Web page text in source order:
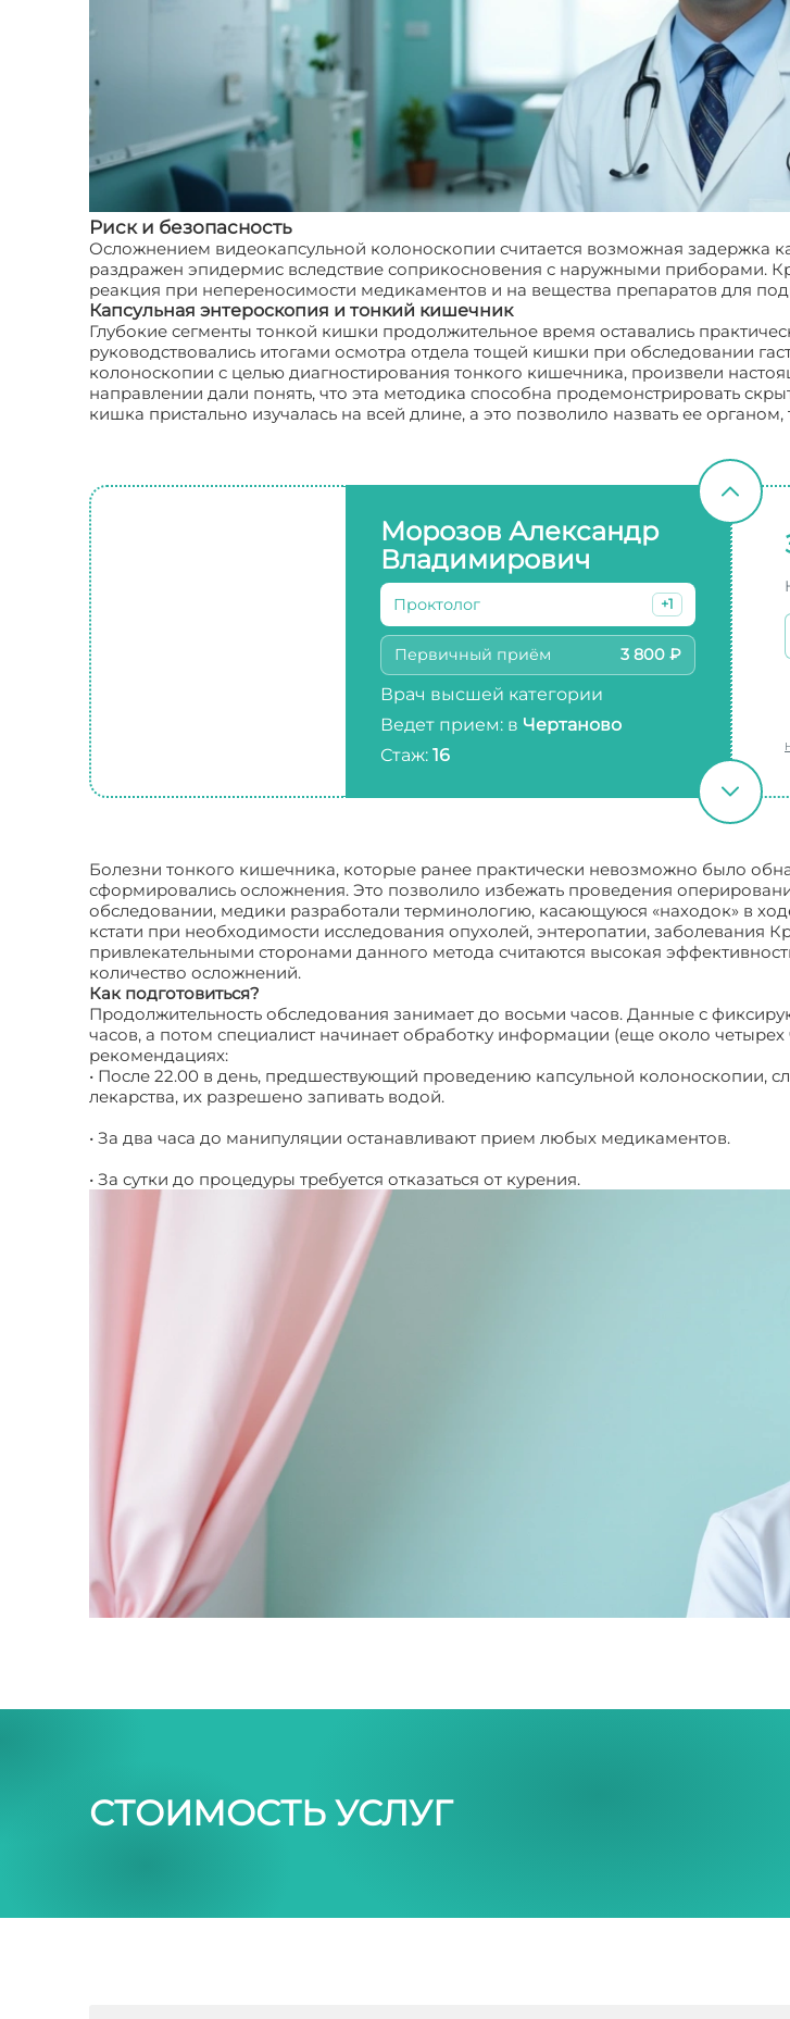
Риск и безопасность
Осложнением видеокапсульной колоноскопии считается возможная задержка
раздражен эпидермис вследствие соприкосновения с наружными приборами.
реакция при непереносимости медикаментов и на вещества препаратов для
Капсульная энтероскопия и тонкий кишечник
Глубокие сегменты тонкой кишки продолжительное время оставались
руководствовались итогами осмотра отдела тощей кишки при обследовании
колоноскопии с целью диагностирования тонкого кишечника, произвели
направлении дали понять, что эта методика способна продемонстрировать
кишка пристально изучалась на всей длине, а это позволило назвать ее
Морозов Александр
Владимирович
Проктолог +1
Первичный приём 3 800 ₽
Врач высшей категории
Ведет прием: в Чертаново
Стаж: 16
Болезни тонкого кишечника, которые ранее практически невозможно было
сформировались осложнения. Это позволило избежать проведения
обследовании, медики разработали терминологию, касающуюся «находок» в
кстати при необходимости исследования опухолей, энтеропатии, заболевания
привлекательными сторонами данного метода считаются высокая
количество осложнений.
Как подготовиться?
Продолжительность обследования занимает до восьми часов. Данные с
часов, а потом специалист начинает обработку информации (еще около
рекомендациях:
• После 22.00 в день, предшествующий проведению капсульной колоноскопии,
лекарства, их разрешено запивать водой.
• За два часа до манипуляции останавливают прием любых медикаментов.
• За сутки до процедуры требуется отказаться от курения.
СТОИМОСТЬ УСЛУГ